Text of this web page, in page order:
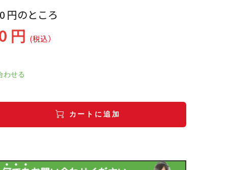
円のところ
円 (税込）
わせる
カートに追加